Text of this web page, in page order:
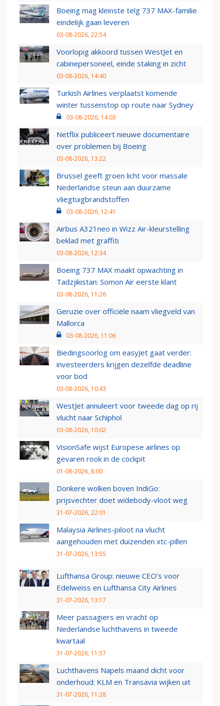
Boeing mag kleinste telg 737 MAX-familie
eindelijk gaan leveren
03-08-2026, 22:54
Voorlopig akkoord tussen WestJet en
cabinepersoneel, einde staking in zicht
03-08-2026, 14:40
Turkish Airlines verplaatst komende
winter tussenstop op route naar Sydney
03-08-2026, 14:03
Netflix publiceert nieuwe documentaire
over problemen bij Boeing
03-08-2026, 13:22
Brussel geeft groen licht voor massale
Nederlandse steun aan duurzame
vliegtuigbrandstoffen
03-08-2026, 12:41
Airbus A321neo in Wizz Air-kleurstelling
beklad met graffiti
03-08-2026, 12:34
Boeing 737 MAX maakt opwachting in
Tadzjikistan: Somon Air eerste klant
03-08-2026, 11:26
Geruzie over officiële naam vliegveld van
Mallorca
03-08-2026, 11:06
Biedingsoorlog om easyJet gaat verder:
investeerders krijgen dezelfde deadline
voor bod
03-08-2026, 10:43
WestJet annuleert voor tweede dag op rij
vlucht naar Schiphol
03-08-2026, 10:02
VisionSafe wijst Europese airlines op
gevaren rook in de cockpit
01-08-2026, 8:00
Donkere wolken boven IndiGo:
prijsvechter doet widebody-vloot weg
31-07-2026, 22:01
Malaysia Airlines-piloot na vlucht
aangehouden met duizenden xtc-pillen
31-07-2026, 13:55
Lufthansa Group: nieuwe CEO’s voor
Edelweiss en Lufthansa City Airlines
31-07-2026, 13:17
Meer passagiers en vracht op
Nederlandse luchthavens in tweede
kwartaal
31-07-2026, 11:57
Luchthavens Napels maand dicht voor
onderhoud: KLM en Transavia wijken uit
31-07-2026, 11:28